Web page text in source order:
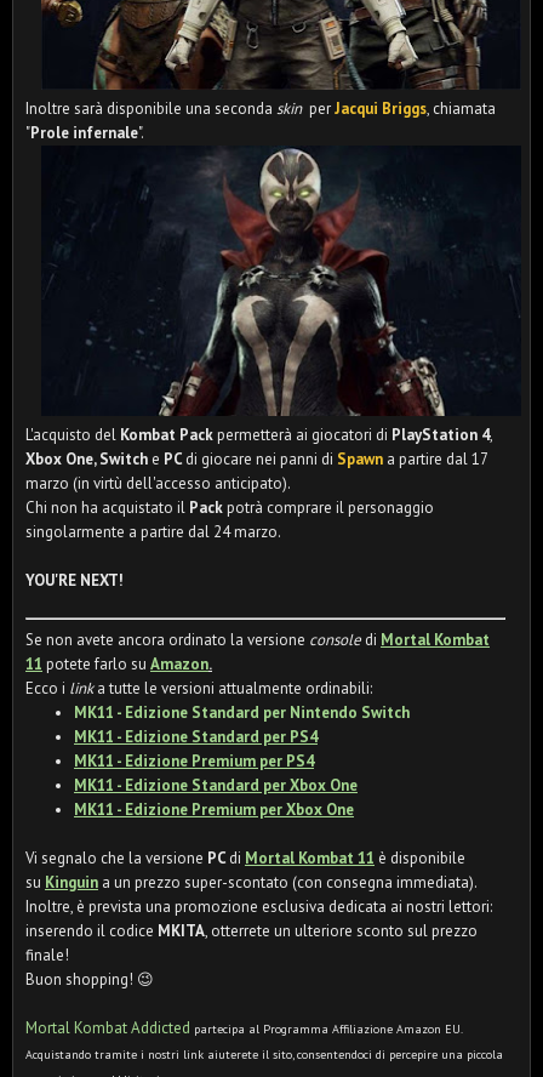
Inoltre sarà disponibile una seconda skin perJacqui Briggs, chiamata
"Prole infernale".
L'acquisto del Kombat Packpermetterà ai giocatori di PlayStation 4,
Xbox One, Switch e PCdi giocare nei panni di Spawn a partire dal 17
marzo (in virtù dell'accesso anticipato).
Chi non ha acquistato il Packpotrà comprare il personaggio
singolarmente a partire dal 24 marzo.
YOU'RE NEXT!
Se non avete ancora ordinato la versione console di Mortal Kombat
11 potete farlo su Amazon.
Ecco i linka tutte le versioni attualmente ordinabili:
MK11 - Edizione Standard per Nintendo Switch
MK11 - Edizione Standard per PS4
MK11 - Edizione Premium per PS4
MK11 - Edizione Standard per Xbox One
MK11 - Edizione Premium per Xbox One
Vi segnalo che la versione PCdi Mortal Kombat 11 è disponibile
su Kinguin a un prezzo super-scontato (con consegna immediata).
Inoltre, è prevista una promozione esclusiva dedicata ai nostri lettori:
inserendo il codice MKITA, otterrete un ulteriore sconto sul prezzo
finale!
Buon shopping! 😉
Mortal Kombat Addicted partecipa al Programma Affiliazione Amazon EU.
Acquistando tramite i nostri link aiuterete il sito, consentendoci di percepire una piccola